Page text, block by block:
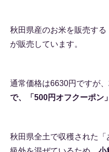
秋田県産のお米を販売す
が販売しています。
通常価格は6630円ですが、
で、「500円オフクーポン
秋田県全土で収穫された